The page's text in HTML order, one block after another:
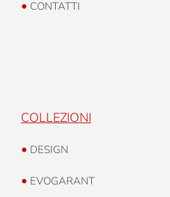
• CONTATTI
COLLEZIONI
• DESIGN
• EVOGARANT